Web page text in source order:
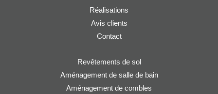
Réalisations
Avis clients
Contact
Revêtements de sol
Aménagement de salle de bain
Aménagement de combles